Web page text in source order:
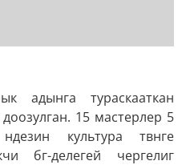
адынга тураскааткан
15 мастерлер 5
культура твнге
бг-делегей чергелиг